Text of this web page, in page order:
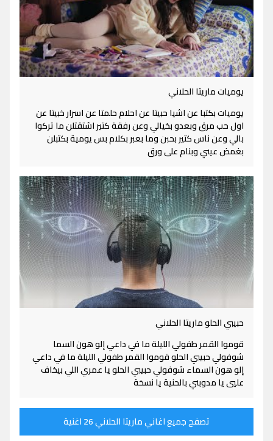
يوميات ماريتا الحلاني
يوميات بكتبا عن اشيا حبيتا عن احلام حلمتا عن اسرار خبيتا عن
اول حب مرق وبعدو بخيالي وعن رفقة كتير اشتقتلن ما تركوا
بالي وعن ناس كتير بحبن وما بعبر بكلام بس يومية بكتبلن
بغمض عيني وبنام على ورق
حبيبي الحلو ماريتا الحلاني
قوموا القمر طفولي الليلة ما في داعي إلو هون السما
شوفولي حبيبي الحلو قوموا القمر طفولي الليلة ما في داعي
إلو هون السماء شوفولي حبيبي الحلو يا عمري اللي بيخاف
عليي يا مدوبني بالحنية يا نسخة
تصفح جميع اغاني ماريتا الحلاني 26 اغنية